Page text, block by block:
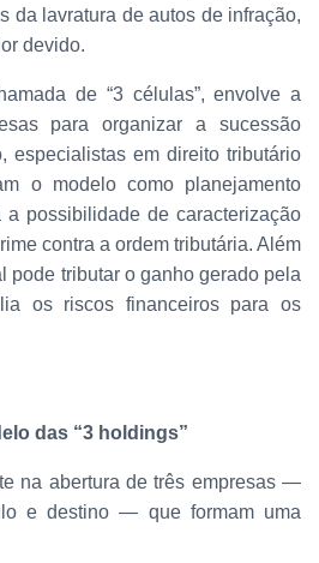
da lavratura de autos de infração,
devido.
de “3 células”, envolve a
para organizar a sucessão
especialistas em direito tributário
o modelo como planejamento
possibilidade de caracterização
contra a ordem tributária. Além
pode tributar o ganho gerado pela
os riscos financeiros para os
das “3 holdings”
na abertura de três empresas —
e destino — que formam uma